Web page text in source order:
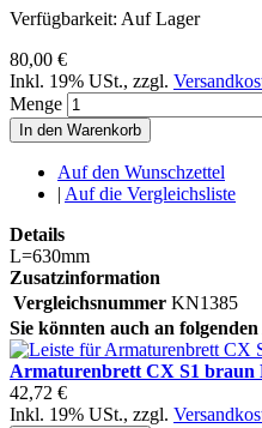
Verfügbarkeit: Auf Lager
80,00 €
Inkl. 19% USt., zzgl.
Menge
In den Warenkorb
Auf den Wunschzettel
| Auf die Vergleichsliste
Details
L=630mm
Zusatzinformation
Vergleichsnummer KN1385
Sie könnten auch an
Armaturenbrett CX S1 braun
42,72 €
Inkl. 19% USt., zzgl.